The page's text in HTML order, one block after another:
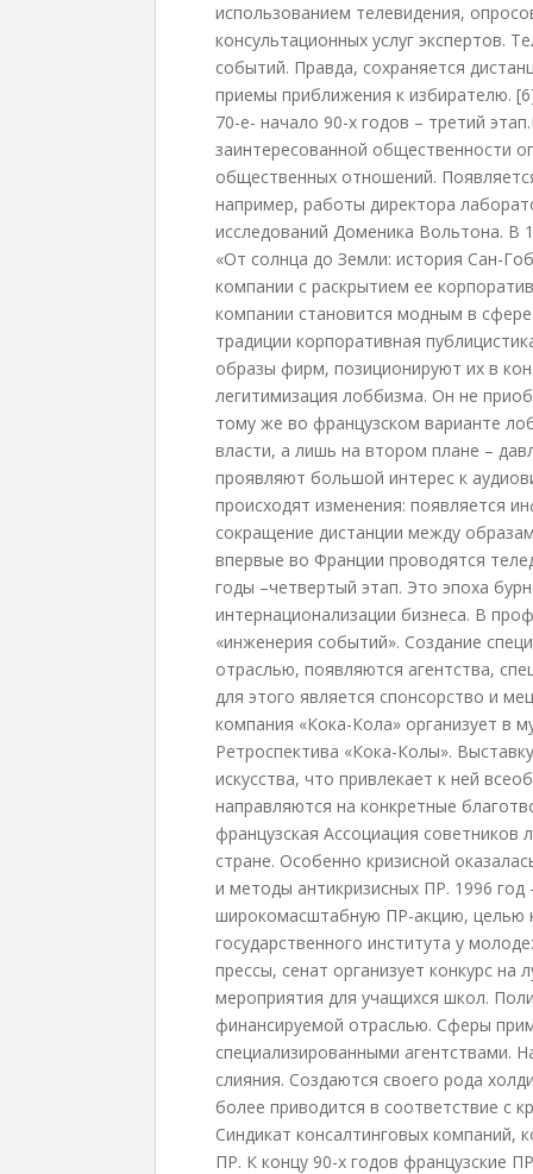
использованием телевидения,
консультационных услуг экспертов.
событий. Правда, сохраняется
приемы приближения к избирателю.
70-е- начало 90-х годов – третий
заинтересованной общественности
общественных отношений.
например, работы директора
исследований Доменика Вольтона. В
«От солнца до Земли: история Сан-
компании с раскрытием ее
компании становится модным в
традиции корпоративная
образы фирм, позиционируют их в
легитимизация лоббизма. Он не
тому же во французском варианте
власти, а лишь на втором плане –
проявляют большой интерес к
происходят изменения: появляется
сокращение дистанции между
впервые во Франции проводятся
годы –четвертый этап. Это эпоха
интернационализации бизнеса. В
«инженерия событий». Создание
отраслью, появляются агентства,
для этого является спонсорство и
компания «Кока-Кола» организует в
Ретроспектива «Кока-Колы».
искусства, что привлекает к ней
направляются на конкретные
французская Ассоциация советников
стране. Особенно кризисной
и методы антикризисных ПР. 1996
широкомасштабную ПР-акцию, целью
государственного института у
прессы, сенат организует конкурс
мероприятия для учащихся школ.
финансируемой отраслью. Сферы
специализированными агентствами.
слияния. Создаются своего рода
более приводится в соответствие с
Синдикат консалтинговых компаний,
ПР. К концу 90-х годов французские